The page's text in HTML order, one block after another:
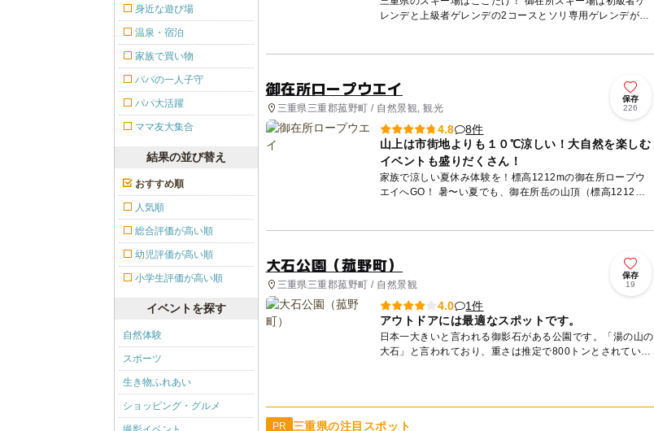
レンデと上級者ゲレンデの2コースとソリ専用ゲレンデがあ
御在所ロープウエイ
三重県三重郡菰野町 / 自然景観, 観光
保存
226
4.8
8件
山上は市街地よりも１０℃涼しい！大自然を楽しむ
イベントも盛りだくさん！
家族で涼しい夏休み体験を！標高1212mの御在所ロープウ
エイへGO！ 暑〜い夏でも、御在所岳の山頂（標高1212メ
大石公園（菰野町）
三重県三重郡菰野町 / 自然景観
保存
19
4.0
1件
アウトドアには最適なスポットです。
日本一大きいと言われる御影石がある公園です。「湯の山の
大石」と言われており、重さは推定で800トンとされていま
PR 三重県の注目スポット
身近な遊び場
温泉・宿泊
家族で買い物
パパの一人子守
パパ大活躍
ママ友大集合
結果の並び替え
おすすめ順
人気順
総合評価が高い順
幼児評価が高い順
小学生評価が高い順
イベントを探す
自然体験
スポーツ
生き物ふれあい
ショッピング・グルメ